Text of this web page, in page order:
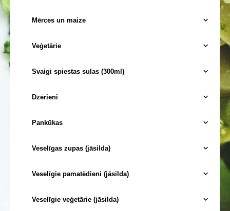
Mērces un maize
Veģetārie
Svaigi spiestas sulas (300ml)
Dzērieni
Pankūkas
Veselīgas zupas (jāsilda)
Veselīgie pamatēdieni (jāsilda)
Veselīgie veģetārie (jāsilda)